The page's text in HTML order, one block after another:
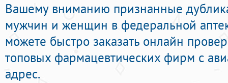
Вашему вниманию признанные
мужчин и женщин в федеральной
можете быстро заказать онлайн
топовых фармацевтических фирм с
адрес.